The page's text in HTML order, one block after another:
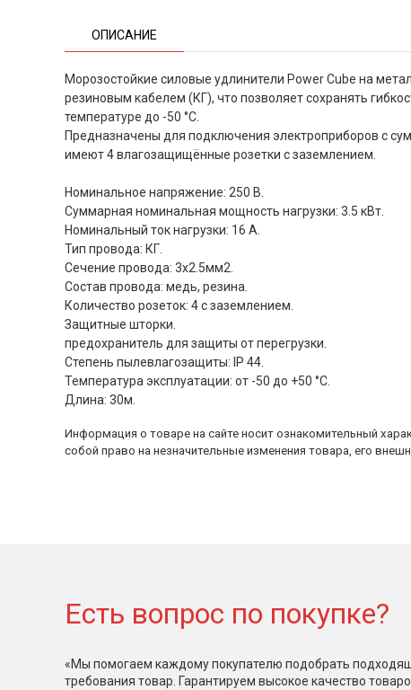
ОПИСАНИЕ
Морозостойкие силовые удлинители Power Cube на
резиновым кабелем (КГ), что позволяет сохранять
температуре до -50 °С.
Предназначены для подключения электроприборов с
имеют 4 влагозащищённые розетки с заземлением.
Номинальное напряжение: 250 B.
Суммарная номинальная мощность нагрузки: 3.5 кВт.
Номинальный ток нагрузки: 16 А.
Тип провода: КГ.
Сечение провода: 3х2.5мм2.
Состав провода: медь, резина.
Количество розеток: 4 с заземлением.
Защитные шторки.
предохранитель для защиты от перегрузки.
Степень пылевлагозащиты: IP 44.
Температура эксплуатации: от -50 до +50 °С.
Длина: 30м.
Информация о товаре на сайте носит ознакомительный
собой право на незначительные изменения товара, его
Есть вопрос по покупке?
«Мы помогаем каждому покупателю подобрать
требования товар. Гарантируем высокое качество